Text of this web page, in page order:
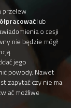
przelew
lub
o cesji
nie będzie mógł
jego
powody. Nawet
zapytać czy nie ma
możliwe